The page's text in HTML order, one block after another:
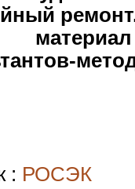
: РОСЭК